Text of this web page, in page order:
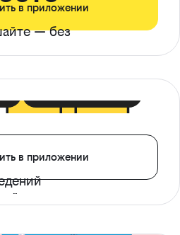
— без
в приложении
в приложении